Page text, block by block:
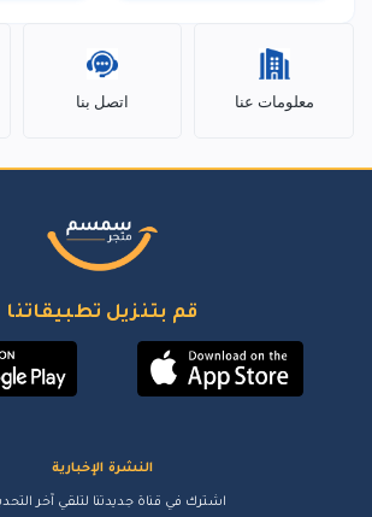
معلومات عنا اتصل بنا
قم بتنزيل تطبيقاتنا
النشرة الإخبارية
اشترك في قناة جديدتنا لتلقي آخر